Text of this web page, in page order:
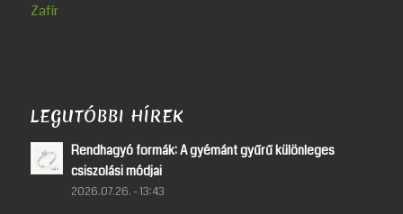
Zafír
LEGUTÓBBI HÍREK
Rendhagyó formák: A gyémánt gyűrű különleges
csiszolási módjai
2026.07.26. - 13:43